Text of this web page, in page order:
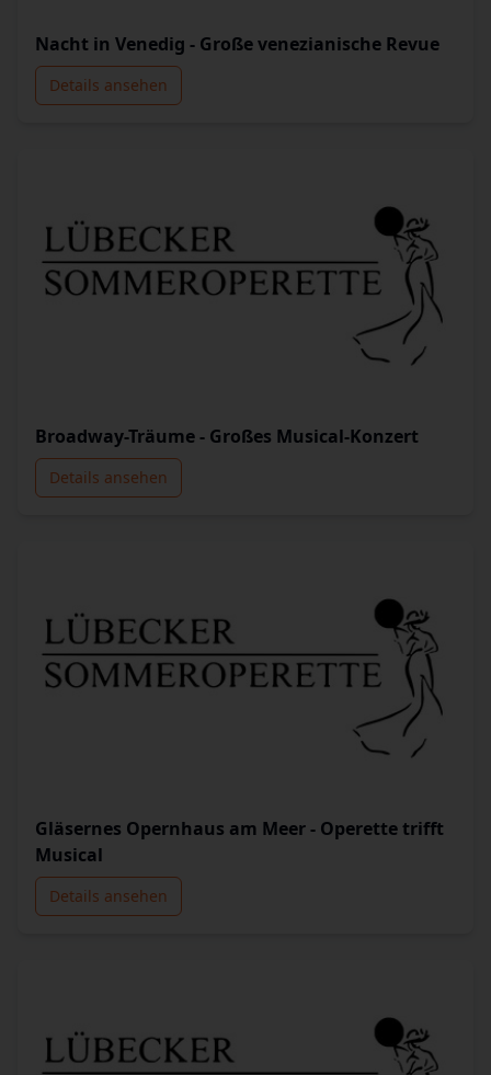
Nacht in Venedig - Große venezianische Revue
Details ansehen
Broadway-Träume - Großes Musical-Konzert
Details ansehen
Gläsernes Opernhaus am Meer - Operette trifft
Musical
Details ansehen